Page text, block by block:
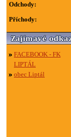
Odchody:
Příchody:
FACEBOOK - FK
LIPTÁL
obec Liptál